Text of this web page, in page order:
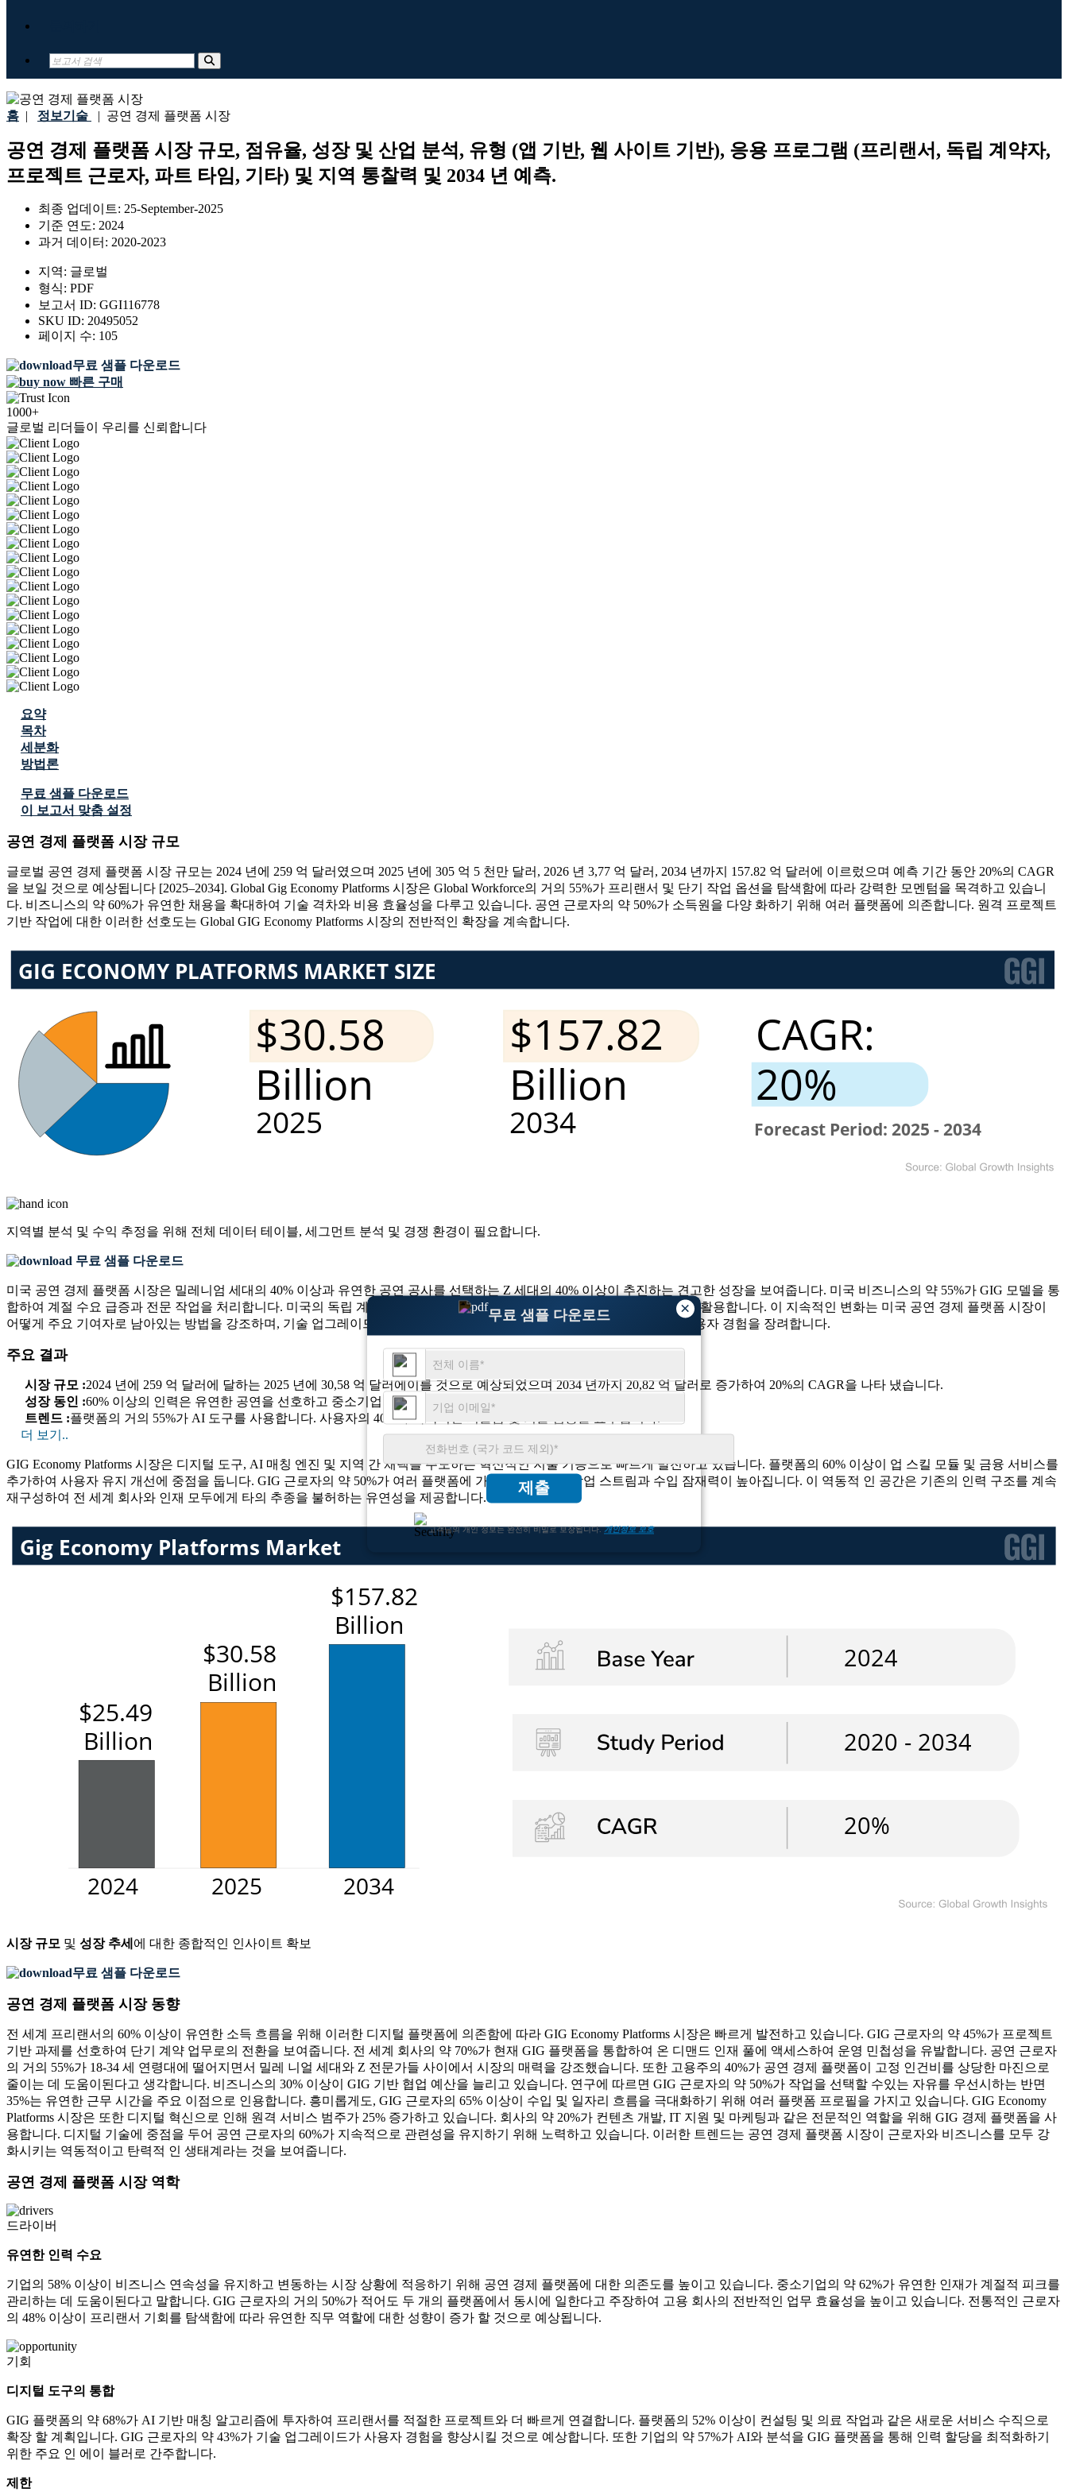
홈 | 정보기술 | 공연 경제 플랫폼 시장
공연 경제 플랫폼 시장 규모, 점유율, 성장 및 산업 분석, 유형 (앱 기반, 웹 사이트 기반), 응용 프로그램 (프리랜서, 독립 계약자,
프로젝트 근로자, 파트 타임, 기타) 및 지역 통찰력 및 2034 년 예측.
최종 업데이트: 25-September-2025
기준 연도: 2024
과거 데이터: 2020-2023
지역: 글로벌
형식: PDF
보고서 ID: GGI116778
SKU ID: 20495052
페이지 수: 105
무료 샘플 다운로드
빠른 구매
1000+
글로벌 리더들이 우리를 신뢰합니다
×
무료 샘플 다운로드
제출
고객님의 개인 정보는 완전히 비밀로 보장됩니다.개인정보 보호
요약
목차
세분화
방법론
무료 샘플 다운로드
이 보고서 맞춤 설정
공연 경제 플랫폼 시장 규모
글로벌 공연 경제 플랫폼 시장 규모는 2024 년에 259 억 달러였으며 2025 년에 305 억 5 천만 달러, 2026 년 3,77 억 달러, 2034 년까지 157.82 억 달러에 이르렀으며 예측 기간 동안 20%의 CAGR
을 보일 것으로 예상됩니다 [2025–2034]. Global Gig Economy Platforms 시장은 Global Workforce의 거의 55%가 프리랜서 및 단기 작업 옵션을 탐색함에 따라 강력한 모멘텀을 목격하고 있습니
다. 비즈니스의 약 60%가 유연한 채용을 확대하여 기술 격차와 비용 효율성을 다루고 있습니다. 공연 근로자의 약 50%가 소득원을 다양 화하기 위해 여러 플랫폼에 의존합니다. 원격 프로젝트
기반 작업에 대한 이러한 선호도는 Global GIG Economy Platforms 시장의 전반적인 확장을 계속합니다.
지역별 분석 및 수익 추정을 위해 전체 데이터 테이블, 세그먼트 분석 및 경쟁 환경이 필요합니다.
무료 샘플 다운로드
미국 공연 경제 플랫폼 시장은 밀레니엄 세대의 40% 이상과 유연한 공연 공사를 선택하는 Z 세대의 40% 이상이 추진하는 견고한 성장을 보여줍니다. 미국 비즈니스의 약 55%가 GIG 모델을 통
합하여 계절 수요 급증과 전문 작업을 처리합니다. 미국의 독립 계약자의 거의 45% 가이 플랫폼을 일관된 작업 파이프 라인을 활용합니다. 이 지속적인 변화는 미국 공연 경제 플랫폼 시장이
어떻게 주요 기여자로 남아있는 방법을 강조하며, 기술 업그레이드, AI 채택 및 진화하는 공연 작업자 요구에 맞는 더 나은 사용자 경험을 장려합니다.
주요 결과
시장 규모 :2024 년에 259 억 달러에 달하는 2025 년에 30,58 억 달러에이를 것으로 예상되었으며 2034 년까지 20,82 억 달러로 증가하여 20%의 CAGR을 나타 냈습니다.
성장 동인 :60% 이상의 인력은 유연한 공연을 선호하고 중소기업의 50%가 공연 고용 솔루션에 의존합니다.
트렌드 :플랫폼의 거의 55%가 AI 도구를 사용합니다. 사용자의 40%가 즉각적인 지불금 및 기술 검증을 요구합니다.
더 보기..
GIG Economy Platforms 시장은 디지털 도구, AI 매칭 엔진 및 지역 간 채택을 주도하는 혁신적인 지불 기능으로 빠르게 발전하고 있습니다. 플랫폼의 60% 이상이 업 스킬 모듈 및 금융 서비스를
추가하여 사용자 유지 개선에 중점을 둡니다. GIG 근로자의 약 50%가 여러 플랫폼에 가입하여 꾸준한 작업 스트림과 수입 잠재력이 높아집니다. 이 역동적 인 공간은 기존의 인력 구조를 계속
재구성하여 전 세계 회사와 인재 모두에게 타의 추종을 불허하는 유연성을 제공합니다.
시장 규모 및 성장 추세 에 대한 종합적인 인사이트 확보
무료 샘플 다운로드
공연 경제 플랫폼 시장 동향
전 세계 프리랜서의 60% 이상이 유연한 소득 흐름을 위해 이러한 디지털 플랫폼에 의존함에 따라 GIG Economy Platforms 시장은 빠르게 발전하고 있습니다. GIG 근로자의 약 45%가 프로젝트
기반 과제를 선호하여 단기 계약 업무로의 전환을 보여줍니다. 전 세계 회사의 약 70%가 현재 GIG 플랫폼을 통합하여 온 디맨드 인재 풀에 액세스하여 운영 민첩성을 유발합니다. 공연 근로자
의 거의 55%가 18-34 세 연령대에 떨어지면서 밀레 니얼 세대와 Z 전문가들 사이에서 시장의 매력을 강조했습니다. 또한 고용주의 40%가 공연 경제 플랫폼이 고정 인건비를 상당한 마진으로
줄이는 데 도움이된다고 생각합니다. 비즈니스의 30% 이상이 GIG 기반 협업 예산을 늘리고 있습니다. 연구에 따르면 GIG 근로자의 약 50%가 작업을 선택할 수있는 자유를 우선시하는 반면
35%는 유연한 근무 시간을 주요 이점으로 인용합니다. 흥미롭게도, GIG 근로자의 65% 이상이 수입 및 일자리 흐름을 극대화하기 위해 여러 플랫폼 프로필을 가지고 있습니다. GIG Economy
Platforms 시장은 또한 디지털 혁신으로 인해 원격 서비스 범주가 25% 증가하고 있습니다. 회사의 약 20%가 컨텐츠 개발, IT 지원 및 마케팅과 같은 전문적인 역할을 위해 GIG 경제 플랫폼을 사
용합니다. 디지털 기술에 중점을 두어 공연 근로자의 60%가 지속적으로 관련성을 유지하기 위해 노력하고 있습니다. 이러한 트렌드는 공연 경제 플랫폼 시장이 근로자와 비즈니스를 모두 강
화시키는 역동적이고 탄력적 인 생태계라는 것을 보여줍니다.
공연 경제 플랫폼 시장 역학
드라이버
유연한 인력 수요
기업의 58% 이상이 비즈니스 연속성을 유지하고 변동하는 시장 상황에 적응하기 위해 공연 경제 플랫폼에 대한 의존도를 높이고 있습니다. 중소기업의 약 62%가 유연한 인재가 계절적 피크를
관리하는 데 도움이된다고 말합니다. GIG 근로자의 거의 50%가 적어도 두 개의 플랫폼에서 동시에 일한다고 주장하여 고용 회사의 전반적인 업무 효율성을 높이고 있습니다. 전통적인 근로자
의 48% 이상이 프리랜서 기회를 탐색함에 따라 유연한 직무 역할에 대한 성향이 증가 할 것으로 예상됩니다.
기회
디지털 도구의 통합
GIG 플랫폼의 약 68%가 AI 기반 매칭 알고리즘에 투자하여 프리랜서를 적절한 프로젝트와 더 빠르게 연결합니다. 플랫폼의 52% 이상이 컨설팅 및 의료 작업과 같은 새로운 서비스 수직으로
확장 할 계획입니다. GIG 근로자의 약 43%가 기술 업그레이드가 사용자 경험을 향상시킬 것으로 예상합니다. 또한 기업의 약 57%가 AI와 분석을 GIG 플랫폼을 통해 인력 할당을 최적화하기
위한 주요 인 에이 블러로 간주합니다.
제한